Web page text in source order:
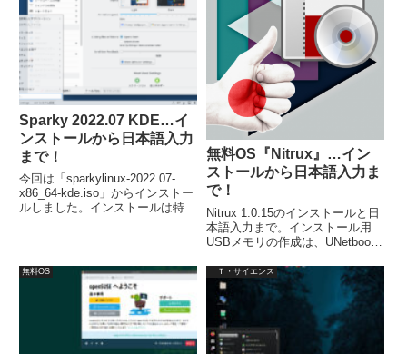
Sparky 2022.07 KDE…イ
ンストールから日本語入力
まで！
今回は「sparkylinux-2022.07-
x86_64-kde.iso」からインストー
ルしました。インストールは特に
無料OS『Nitrux』…イン
ストールから日本語入力ま
で！
Nitrux 1.0.15のインストールと日
本語入力まで。インストール用
USBメモリの作成は、UNetbootin
出来ています。また、インストー
ルは、言語の設定、ロケーション
選択、ユーザー名パスワード設定
位で、あとは流れでOK。
無料OS ＩＴ・サイエンス